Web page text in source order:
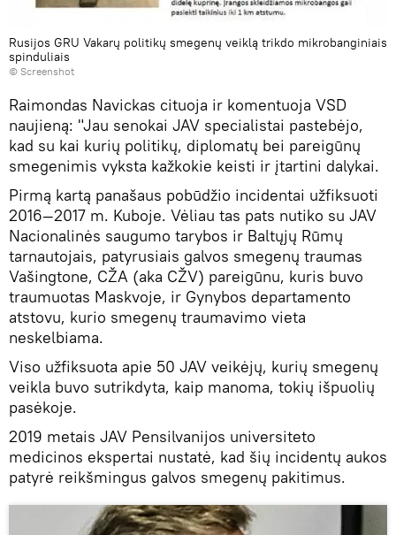
Rusijos GRU Vakarų politikų smegenų veiklą trikdo mikrobanginiais
spinduliais
© Screenshot
Raimondas Navickas cituoja ir komentuoja VSD
naujieną: "Jau senokai JAV specialistai pastebėjo,
kad su kai kurių politikų, diplomatų bei pareigūnų
smegenimis vyksta kažkokie keisti ir įtartini dalykai.
Pirmą kartą panašaus pobūdžio incidentai užfiksuoti
2016—2017 m. Kuboje. Vėliau tas pats nutiko su JAV
Nacionalinės saugumo tarybos ir Baltųjų Rūmų
tarnautojais, patyrusiais galvos smegenų traumas
Vašingtone, CŽA (aka CŽV) pareigūnu, kuris buvo
traumuotas Maskvoje, ir Gynybos departamento
atstovu, kurio smegenų traumavimo vieta
neskelbiama.
Viso užfiksuota apie 50 JAV veikėjų, kurių smegenų
veikla buvo sutrikdyta, kaip manoma, tokių išpuolių
pasėkoje.
2019 metais JAV Pensilvanijos universiteto
medicinos ekspertai nustatė, kad šių incidentų aukos
patyrė reikšmingus galvos smegenų pakitimus.